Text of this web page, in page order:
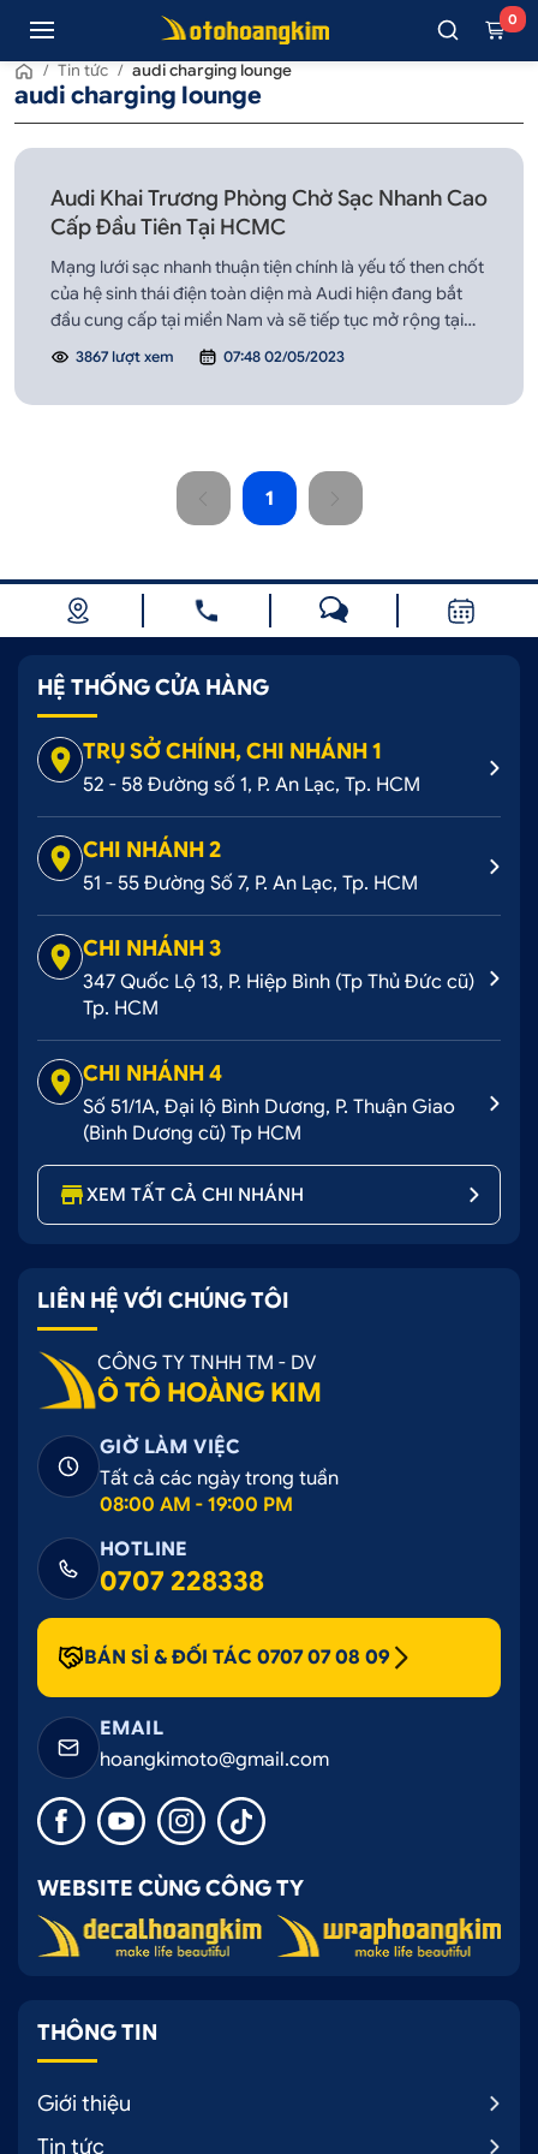
0
/ Tin tức / audi charging lounge
audi charging lounge
Audi Khai Trương Phòng Chờ Sạc Nhanh Cao
Cấp Đầu Tiên Tại HCMC
Mạng lưới sạc nhanh thuận tiện chính là yếu tố then chốt
của hệ sinh thái điện toàn diện mà Audi hiện đang bắt
đầu cung cấp tại miền Nam và sẽ tiếp tục mở rộng tại
Việt Nam.
3867 lượt xem 07:48 02/05/2023
1
HỆ THỐNG CỬA HÀNG
TRỤ SỞ CHÍNH, CHI NHÁNH 1
52 - 58 Đường số 1, P. An Lạc, Tp. HCM
CHI NHÁNH 2
51 - 55 Đường Số 7, P. An Lạc, Tp. HCM
CHI NHÁNH 3
347 Quốc Lộ 13, P. Hiệp Bình (Tp Thủ Đức cũ)
Tp. HCM
CHI NHÁNH 4
Số 51/1A, Đại lộ Bình Dương, P. Thuận Giao
(Bình Dương cũ) Tp HCM
XEM TẤT CẢ CHI NHÁNH
LIÊN HỆ VỚI CHÚNG TÔI
CÔNG TY TNHH TM - DV
Ô TÔ HOÀNG KIM
GIỜ LÀM VIỆC
Tất cả các ngày trong tuần
08:00 AM - 19:00 PM
HOTLINE
0707 228338
BÁN SỈ & ĐỐI TÁC 0707 07 08 09
EMAIL
hoangkimoto@gmail.com
WEBSITE CÙNG CÔNG TY
THÔNG TIN
Giới thiệu
Tin tức